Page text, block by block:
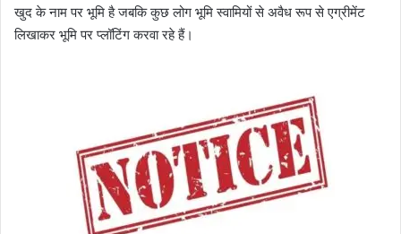
खुद के नाम पर भूमि है जबकि कुछ लोग भूमि स्वामियों से अवैध रूप से एग्रीमेंट
लिखाकर भूमि पर प्लॉटिंग करवा रहे हैं।